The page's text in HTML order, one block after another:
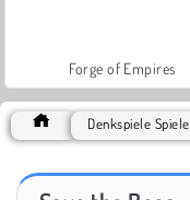
Forge of Empires
Denkspiele Spiele